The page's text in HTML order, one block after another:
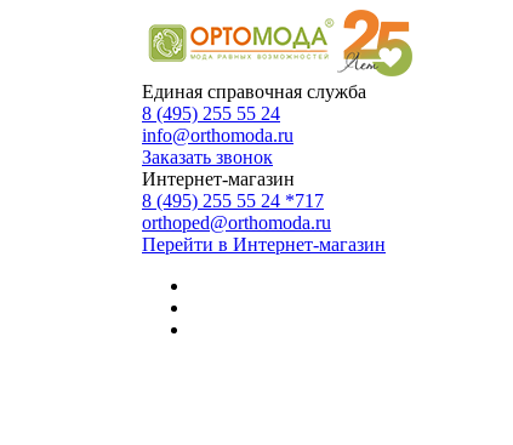
Единая справочная служба
8 (495) 255 55 24
info@orthomoda.ru
Заказать звонок
Интернет-магазин
8 (495) 255 55 24 *717
orthoped@orthomoda.ru
Перейти в Интернет-магазин